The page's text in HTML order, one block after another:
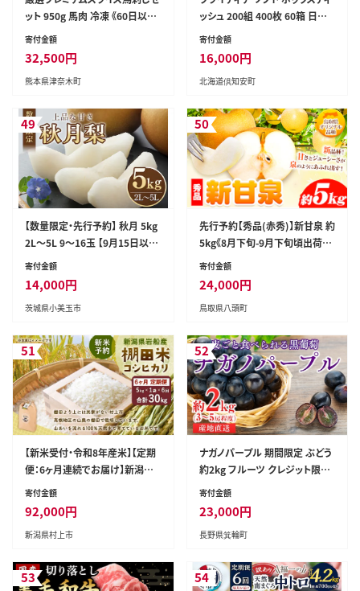
ット 950g 馬肉 冷凍 《60日以内
に出荷予定(土日祝除く)》 新鮮
熊本県葦北郡津奈木町 スライス
特産品---st_fsennpress_60d_
寄付金額
32,500円
熊本県津奈木町
ッシュ 200組 400枚 60箱 日本
製 まとめ買い ティッシュ リサイ
消耗品 生活必需品 備蓄 ペーパ
ー 紙 北海道 倶知安町 日用品
寄付金額
16,000円
北海道倶知安町
49
【数量限定・先行予約】 秋月 5kg
2L～5L 9～16玉 【9月15日以降
発送予定】 70-D
寄付金額
14,000円
茨城県小美玉市
50
先行予約【秀品(赤秀)】新甘泉 約
5kg《8月下旬-9月下旬頃出荷》
鳥取県 八頭町 梨 なし 果物 フル
先行予約 送料無料 果汁 デザー
ト---yazu_zsy_257_5kg---
寄付金額
24,000円
鳥取県八頭町
51
【新米受付・令和8年産米】【定期
便：6ヶ月連続でお届け】新潟県
村上市岩船産 棚田米コシヒカリ
寄付金額
92,000円
新潟県村上市
52
ナガノパープル 期間限定 ぶどう
約2kg フルーツ クレジット限定
ナガノパープル
寄付金額
23,000円
長野県箕輪町
53 54